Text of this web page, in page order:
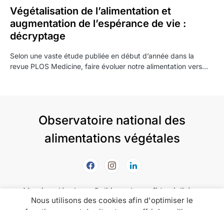
Végétalisation de l’alimentation et
augmentation de l’espérance de vie :
décryptage
Selon une vaste étude publiée en début d’année dans la
revue PLOS Medicine, faire évoluer notre alimentation vers…
Observatoire national des
alimentations végétales
Mentions légales
Politique de confidentialité
Politique de cookies
Nous utilisons des cookies afin d'optimiser le